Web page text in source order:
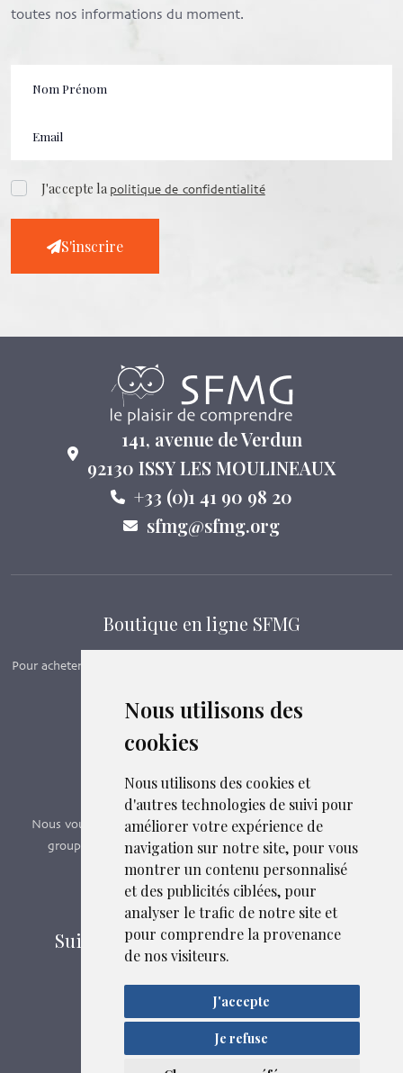
Nous utilisons des
cookies
Nous utilisons des cookies et
d'autres technologies de suivi pour
améliorer votre expérience de
navigation sur notre site, pour vous
montrer un contenu personnalisé
et des publicités ciblées, pour
analyser le trafic de notre site et
pour comprendre la provenance
de nos visiteurs.
J'accepte
Je refuse
Liens et fichiers associés
toutes nos informations du moment.
J'accepte lapolitique de confidentialité
S'inscrire
141, avenue de Verdun
92130 ISSY LES MOULINEAUX
+33 (0)1 41 90 98 20
sfmg@sfmg.org
Boutique en ligne SFMG
Pour acheter nos manuels, adhérer et payer ses cotisations en ligne,
Boutique en ligne
Formations SFMG
Nous vous proposons des formations e-learning, présentiels,
groupes de pairs - Certificat QUALIOPI n° 2020/89171.3
Découvrir nos formations
Suivez-nous sur les réseaux sociaux
Mentions légales
Confidentialité
Plan du site